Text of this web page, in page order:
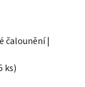
čalounění |
ks)